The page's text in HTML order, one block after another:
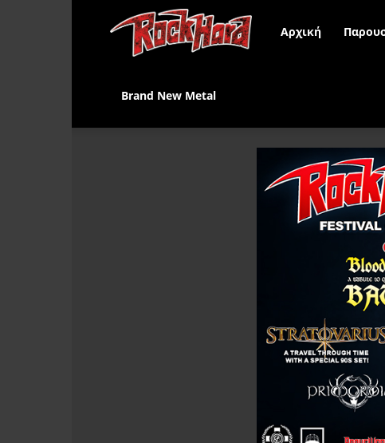
Rock
Αρχική
Brand New Metal